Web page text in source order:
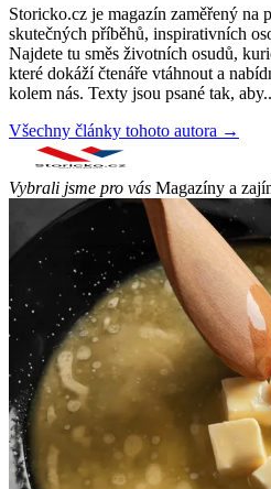
Storicko.cz je magazín zaměřený na
skutečných příběhů, inspirativních
Najdete tu směs životních osudů,
které dokáží čtenáře vtáhnout a
kolem nás. Texty jsou psané tak,
Všechny články tohoto autora →
Vybrali jsme pro vás Magazíny a